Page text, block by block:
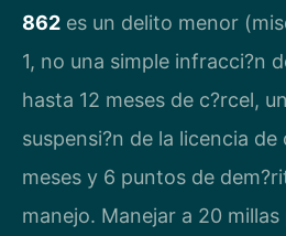
862 es un delito menor
1, no una simple infracci?n
hasta 12 meses de c?rcel,
suspensi?n de la licencia
meses y 6 puntos de
manejo. Manejar a 20